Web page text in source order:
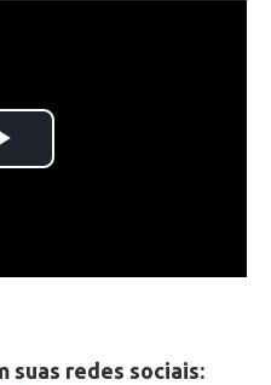
suas redes sociais: